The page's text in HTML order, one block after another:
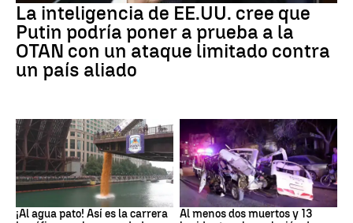
La inteligencia de EE.UU. cree que
Putin podría poner a prueba a la
OTAN con un ataque limitado contra
un país aliado
EEUU
¡Al agua pato! Así es la carrera
SIRIA
Al menos dos muertos y 13